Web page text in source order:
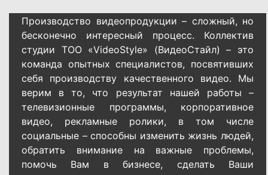
Производство видеопродукции – сложный, но
бесконечно интересный процесс. Коллектив
студии ТОО «VideoStyle» (ВидеоСтайл) – это
команда опытных специалистов, посвятивших
себя производству качественного видео. Мы
верим в то, что результат нашей работы –
телевизионные программы, корпоративное
видео, рекламные ролики, в том числе
социальные – способны изменить жизнь людей,
обратить внимание на важные проблемы,
помочь Вам в бизнесе, сделать Ваши